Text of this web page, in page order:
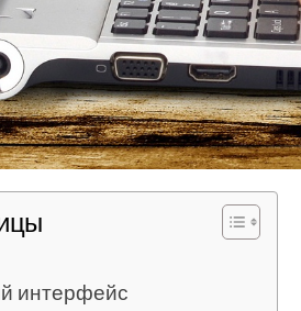
интерфейс